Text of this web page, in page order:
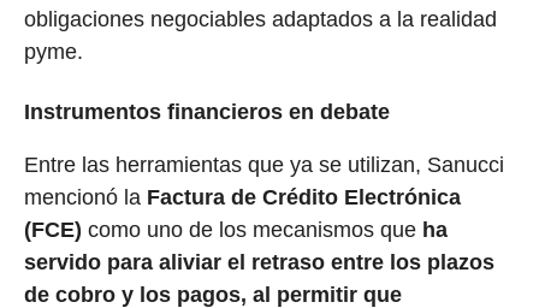
obligaciones negociables adaptados a la realidad
pyme.
Instrumentos financieros en debate
Entre las herramientas que ya se utilizan, Sanucci
mencionó la Factura de Crédito Electrónica
(FCE) como uno de los mecanismos que ha
servido para aliviar el retraso entre los plazos
de cobro y los pagos, al permitir que